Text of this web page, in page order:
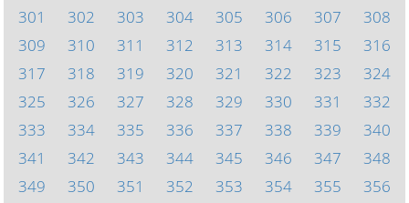
301
302 303 304 305 306 307
308
309
310 311 312 313 314 315
316
317
318 319 320 321 322 323
324
325
326 327 328 329 330 331
332
333
334 335 336 337 338 339
340
341
342 343 344 345 346 347
348
349
350 351 352 353 354 355
356